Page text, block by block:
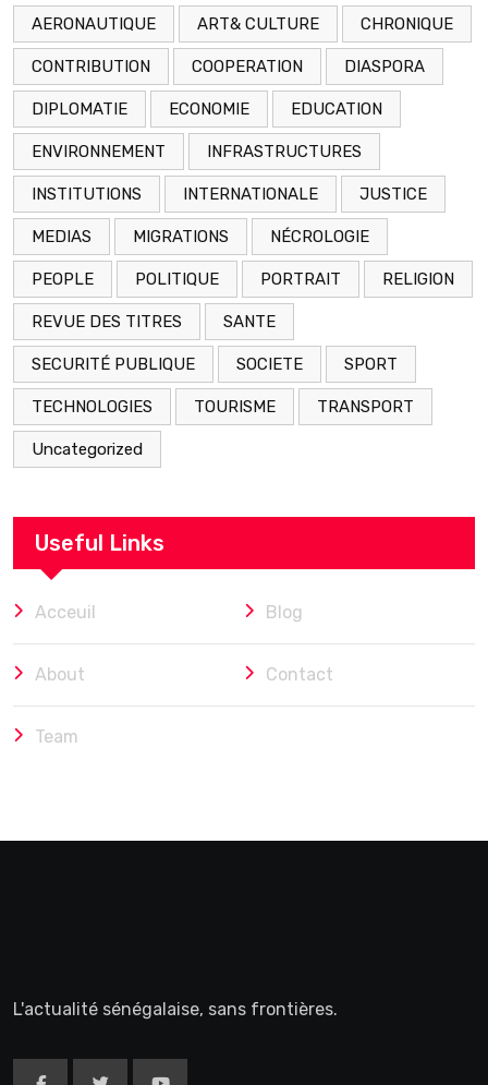
AERONAUTIQUE ART& CULTURE CHRONIQUE
CONTRIBUTION COOPERATION DIASPORA
DIPLOMATIE ECONOMIE EDUCATION
ENVIRONNEMENT INFRASTRUCTURES
INSTITUTIONS INTERNATIONALE JUSTICE
MEDIAS MIGRATIONS NÉCROLOGIE
PEOPLE POLITIQUE PORTRAIT RELIGION
REVUE DES TITRES SANTE
SECURITÉ PUBLIQUE SOCIETE SPORT
TECHNOLOGIES TOURISME TRANSPORT
Uncategorized
Useful Links
Acceuil Blog
About Contact
Team
L'actualité sénégalaise, sans frontières.